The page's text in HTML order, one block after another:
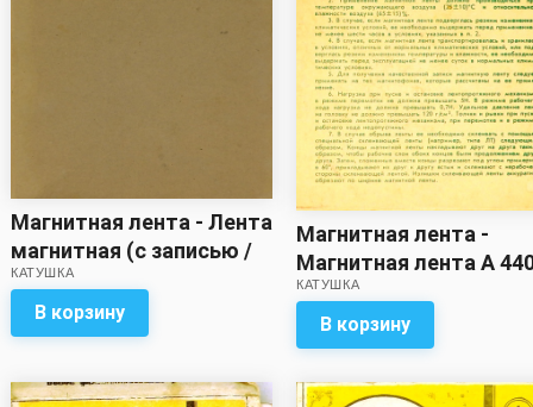
Магнитная лента - Лента
магнитная (с записью /
метраж неизвестен)
КАТУШКА
В корзину
Магнитная лента -
Магнитная лента А
6Б (с записью /
неизвестен)
КАТУШКА
В корзину